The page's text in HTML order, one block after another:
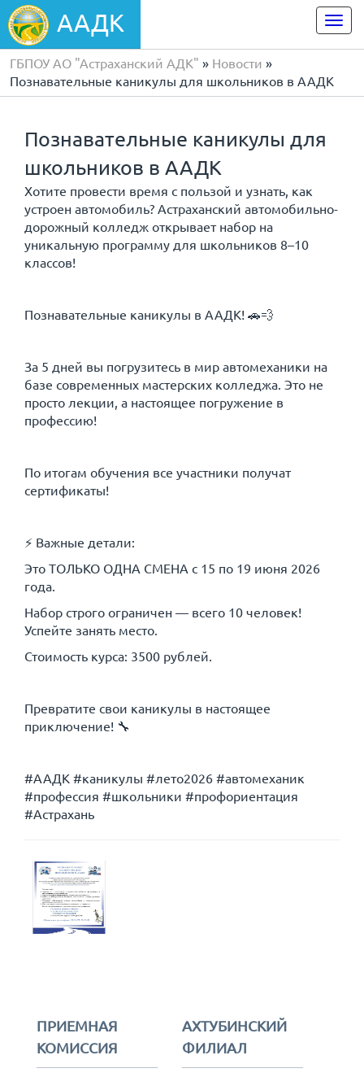
ААДК
ГБПОУ АО "Астраханский АДК" » Новости »
Познавательные каникулы для школьников в ААДК
Познавательные каникулы для
школьников в ААДК
Хотите провести время с пользой и узнать, как
устроен автомобиль? Астраханский автомобильно-
дорожный колледж открывает набор на
уникальную программу для школьников 8–10
классов!
Познавательные каникулы в ААДК! 🚗💨
За 5 дней вы погрузитесь в мир автомеханики на
базе современных мастерских колледжа. Это не
просто лекции, а настоящее погружение в
профессию!
По итогам обучения все участники получат
сертификаты!
⚡ Важные детали:
Это ТОЛЬКО ОДНА СМЕНА с 15 по 19 июня 2026
года.
Набор строго ограничен — всего 10 человек!
Успейте занять место.
Стоимость курса: 3500 рублей.
Превратите свои каникулы в настоящее
приключение! 🔧
#ААДК #каникулы #лето2026 #автомеханик
#профессия #школьники #профориентация
#Астрахань
ПРИЕМНАЯ
КОМИССИЯ
АХТУБИНСКИЙ
ФИЛИАЛ